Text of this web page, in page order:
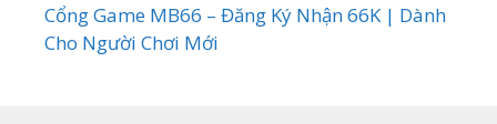
Cổng Game MB66 – Đăng Ký Nhận 66K | Dành
Cho Người Chơi Mới